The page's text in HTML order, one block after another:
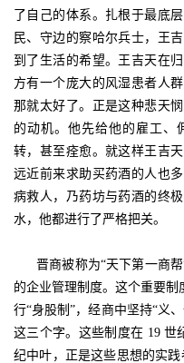
了自己的体系。扎根于最底
民、守边的察哈尔兵士，王
到了生活的希望。王吉天在
方有一个庞大的风湿患者人
那就太好了。正是这种悲天
的动机。他先给他的雇工、
转，甚至痊愈。就这样王吉
远近前来求助买药酒的人也
病救人，乃药坊与药酒的终
水，他都进行了严格把关。
晋商被称为“天下第一商帮
的企业管理制度。这个重要制
行“身股制”，经商中坚持“义
这三个字。这些制度在 19 世
纪中叶，正是这些思想的实践